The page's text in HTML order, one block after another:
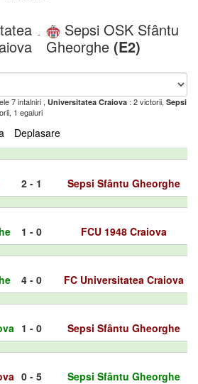
-
Sepsi OSK Sfântu
Gheorghe (E2)
7 intalniri , Universitatea Craiova : 2 victorii, Sepsi
1 egaluri
Deplasare
2 - 1 Sepsi Sfântu Gheorghe
1 - 0 FCU 1948 Craiova
4 - 0 FC Universitatea Craiova
1 - 0 Sepsi Sfântu Gheorghe
0 - 5 Sepsi Sfântu Gheorghe